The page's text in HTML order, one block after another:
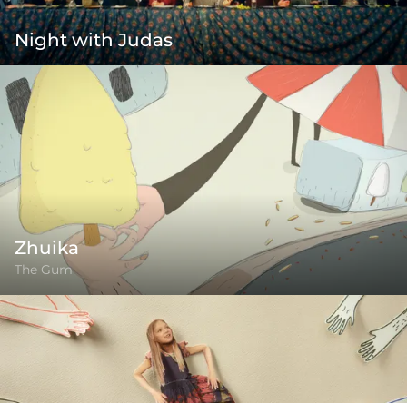
Night with Judas
Zhuika
The Gum